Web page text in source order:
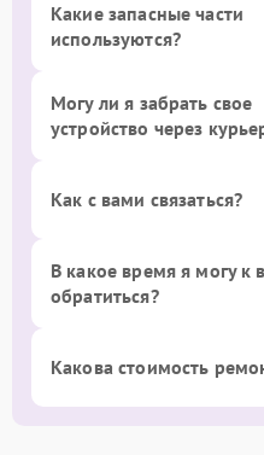
Какие запасные части
используются?
Могу ли я забрать свое
устройство через
Как с вами связаться?
В какое время я могу к
обратиться?
Какова стоимость